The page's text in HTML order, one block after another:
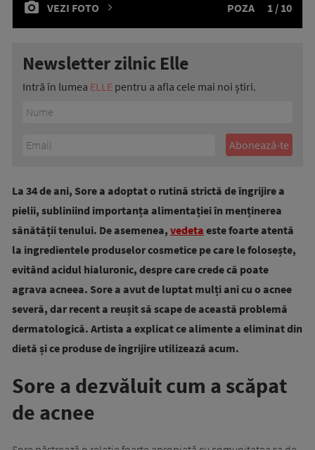
VEZI FOTO POZA 1 / 10
Newsletter zilnic Elle
Intră în lumea ELLE pentru a afla cele mai noi știri.
La 34 de ani, Sore a adoptat o rutină strictă de îngrijire a
pielii, subliniind importanța alimentației în menținerea
sănătății tenului. De asemenea, vedeta este foarte atentă
la ingredientele produselor cosmetice pe care le folosește,
evitând acidul hialuronic, despre care crede că poate
agrava acneea. Sore a avut de luptat mulți ani cu o acnee
severă, dar recent a reușit să scape de această problemă
dermatologică. Artista a explicat ce alimente a eliminat din
dietă și ce produse de îngrijire utilizează acum.
Sore a dezvăluit cum a scăpat
de acnee